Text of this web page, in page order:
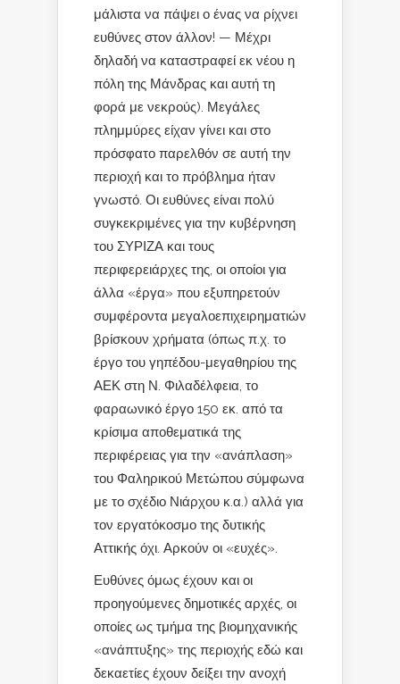
μάλιστα να πάψει ο ένας να ρίχνει
ευθύνες στον άλλον! — Μέχρι
δηλαδή να καταστραφεί εκ νέου η
πόλη της Μάνδρας και αυτή τη
φορά με νεκρούς). Μεγάλες
πλημμύρες είχαν γίνει και στο
πρόσφατο παρελθόν σε αυτή την
περιοχή και το πρόβλημα ήταν
γνωστό. Οι ευθύνες είναι πολύ
συγκεκριμένες για την κυβέρνηση
του ΣΥΡΙΖΑ και τους
περιφερειάρχες της, οι οποίοι για
άλλα «έργα» που εξυπηρετούν
συμφέροντα μεγαλοεπιχειρηματιών
βρίσκουν χρήματα (όπως π.χ. το
έργο του γηπέδου-μεγαθηρίου της
ΑΕΚ στη Ν. Φιλαδέλφεια, το
φαραωνικό έργο 150 εκ. από τα
κρίσιμα αποθεματικά της
περιφέρειας για την «ανάπλαση»
του Φαληρικού Μετώπου σύμφωνα
με το σχέδιο Νιάρχου κ.α.) αλλά για
τον εργατόκοσμο της δυτικής
Αττικής όχι. Αρκούν οι «ευχές».
Ευθύνες όμως έχουν και οι
προηγούμενες δημοτικές αρχές, οι
οποίες ως τμήμα της βιομηχανικής
«ανάπτυξης» της περιοχής εδώ και
δεκαετίες έχουν δείξει την ανοχή